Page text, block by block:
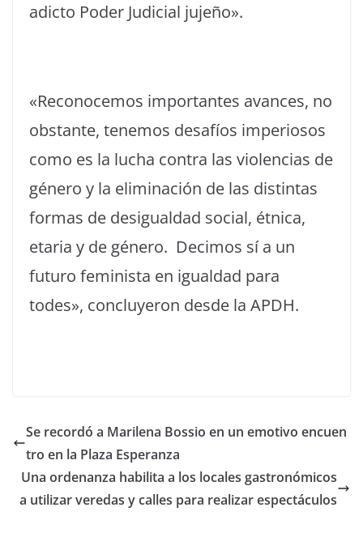
adicto Poder Judicial jujeño».
«Reconocemos importantes avances, no
obstante, tenemos desafíos imperiosos
como es la lucha contra las violencias de
género y la eliminación de las distintas
formas de desigualdad social, étnica,
etaria y de género. Decimos sí a un
futuro feminista en igualdad para
todes», concluyeron desde la APDH.
Se recordó a Marilena Bossio en un emotivo encuen
tro en la Plaza Esperanza
Una ordenanza habilita a los locales gastronómicos
a utilizar veredas y calles para realizar espectáculos